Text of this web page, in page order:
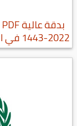
2022-1443 في السعودية